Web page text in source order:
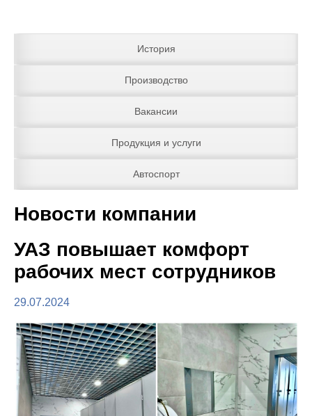
История
Производство
Вакансии
Продукция и услуги
Автоспорт
Новости компании
УАЗ повышает комфорт
рабочих мест сотрудников
29.07.2024